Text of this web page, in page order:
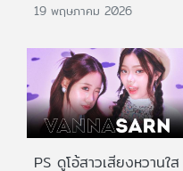
19 พฤษภาคม 2026
PS ดูโอ้สาวเสียงหวานใส